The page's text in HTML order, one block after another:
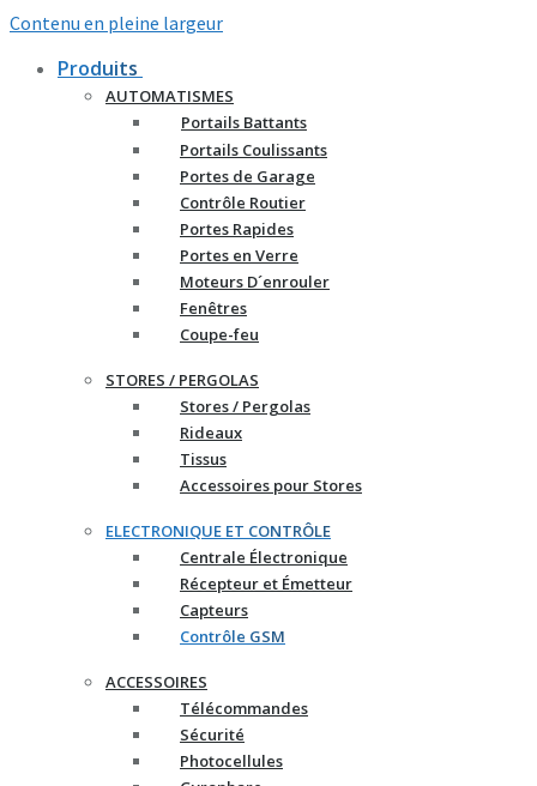
Contenu en pleine largeur
Produits
AUTOMATISMES
Portails Battants
Portails Coulissants
Portes de Garage
Contrôle Routier
Portes Rapides
Portes en Verre
Moteurs D´enrouler
Fenêtres
Coupe-feu
STORES / PERGOLAS
Stores / Pergolas
Rideaux
Tissus
Accessoires pour Stores
ELECTRONIQUE ET CONTRÔLE
Centrale Électronique
Récepteur et Émetteur
Capteurs
Contrôle GSM
ACCESSOIRES
Télécommandes
Sécurité
Photocellules